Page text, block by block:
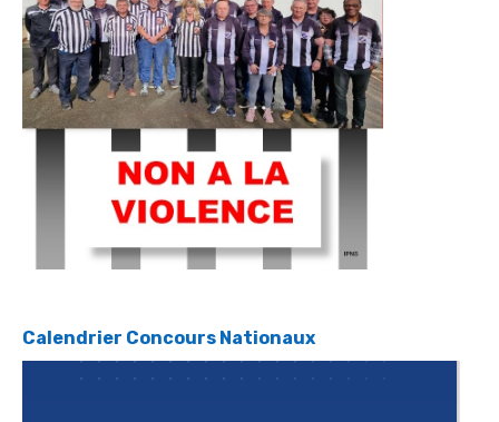
Calendrier Concours Nationaux